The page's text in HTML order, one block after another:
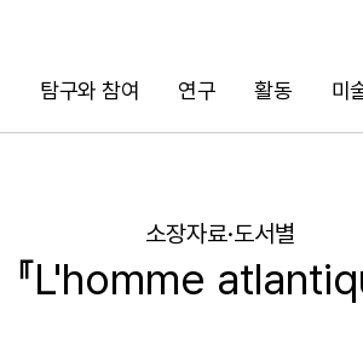
탐구와 참여 연구 활동 미
검색
소장자료·도서별
『L'homme